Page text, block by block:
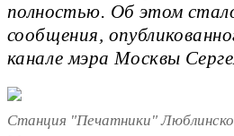
полностью. Об этом
сообщения,
канале мэра Москвы
Станция "Печатники"